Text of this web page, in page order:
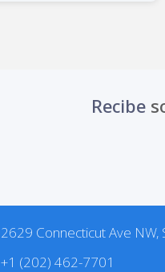
Recibe
2629 Connecticut Ave
+1 (202) 462-7701